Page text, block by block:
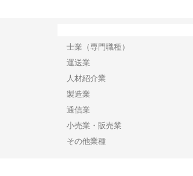
士業（専門職種）
運送業
人材紹介業
製造業
通信業
小売業・販売業
その他業種